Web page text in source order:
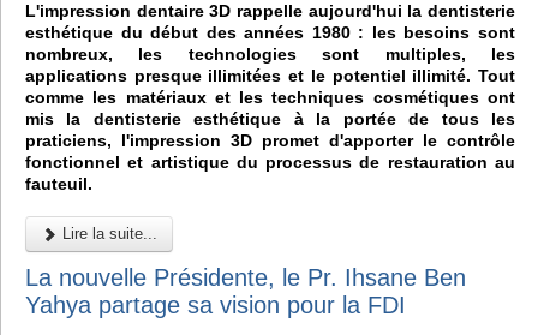
L'impression dentaire 3D rappelle aujourd'hui la dentisterie
esthétique du début des années 1980 : les besoins sont
nombreux, les technologies sont multiples, les
applications presque illimitées et le potentiel illimité. Tout
comme les matériaux et les techniques cosmétiques ont
mis la dentisterie esthétique à la portée de tous les
praticiens, l'impression 3D promet d'apporter le contrôle
fonctionnel et artistique du processus de restauration au
fauteuil.
Lire la suite...
La nouvelle Présidente, le Pr. Ihsane Ben
Yahya partage sa vision pour la FDI